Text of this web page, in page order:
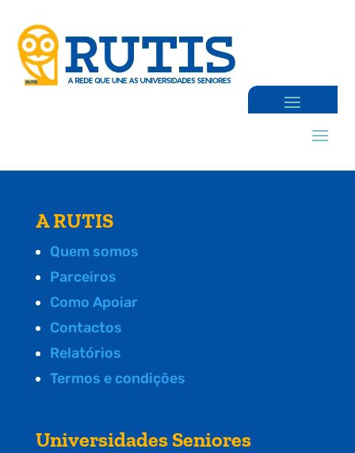
A RUTIS
Quem somos
Parceiros
Como Apoiar
Contactos
Relatórios
Termos e condições
Universidades Seniores